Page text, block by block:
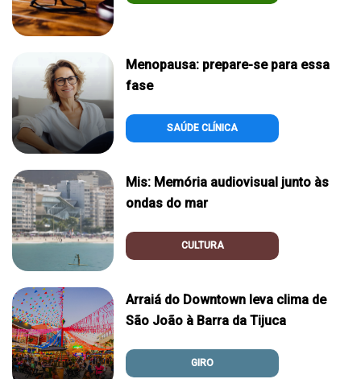
Menopausa: prepare-se para essa
fase
SAÚDE CLÍNICA
Mis: Memória audiovisual junto às
ondas do mar
CULTURA
Arraiá do Downtown leva clima de
São João à Barra da Tijuca
GIRO